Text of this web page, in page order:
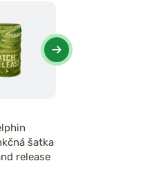
šatka
release